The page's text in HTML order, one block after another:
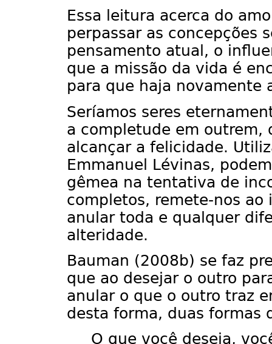
Essa leitura acerca do
perpassar as concepções
pensamento atual, o
que a missão da vida é
para que haja novamente
Seríamos seres
a completude em outrem,
alcançar a felicidade.
Emmanuel Lévinas,
gêmea na tentativa de
completos, remete-nos
anular toda e qualquer
alteridade.
Bauman (2008b) se faz
que ao desejar o outro
anular o que o outro traz
desta forma, duas formas
O que você deseja,